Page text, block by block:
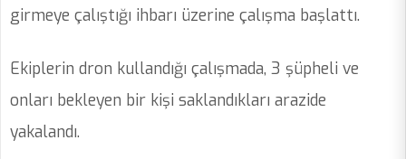
girmeye çalıştığı ihbarı üzerine çalışma başlattı.
Ekiplerin dron kullandığı çalışmada, 3 şüpheli ve
onları bekleyen bir kişi saklandıkları arazide
yakalandı.